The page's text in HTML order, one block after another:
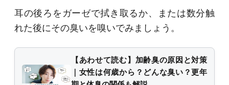
耳の後ろをガーゼで拭き取るか、または数分触
れた後にその臭いを嗅いでみましょう。
【あわせて読む】加齢臭の原因と対策
｜女性は何歳から？どんな臭い？更年